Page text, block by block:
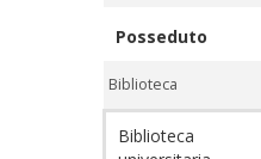
Posseduto
Biblioteca
Biblioteca